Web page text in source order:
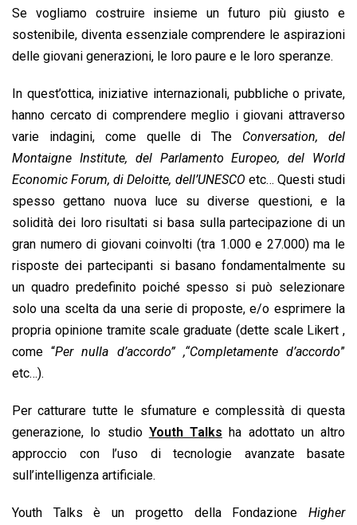
Se vogliamo costruire insieme un futuro più giusto e
sostenibile, diventa essenziale comprendere le aspirazioni
delle giovani generazioni, le loro paure e le loro speranze.
In quest’ottica, iniziative internazionali, pubbliche o private,
hanno cercato di comprendere meglio i giovani attraverso
varie indagini, come quelle di The Conversation, del
Montaigne Institute, del Parlamento Europeo, del World
Economic Forum, di Deloitte, dell’UNESCO etc… Questi studi
spesso gettano nuova luce su diverse questioni, e la
solidità dei loro risultati si basa sulla partecipazione di un
gran numero di giovani coinvolti (tra 1.000 e 27.000) ma le
risposte dei partecipanti si basano fondamentalmente su
un quadro predefinito poiché spesso si può selezionare
solo una scelta da una serie di proposte, e/o esprimere la
propria opinione tramite scale graduate (dette scale Likert ,
come “Per nulla d’accordo” ,“Completamente d’accordo”
etc…).
Per catturare tutte le sfumature e complessità di questa
generazione, lo studio Youth Talks ha adottato un altro
approccio con l’uso di tecnologie avanzate basate
sull’intelligenza artificiale.
Youth Talks è un progetto della Fondazione Higher